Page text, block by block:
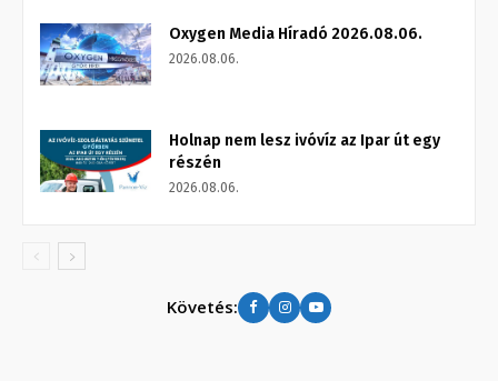
Oxygen Media Híradó 2026.08.06.
2026.08.06.
Holnap nem lesz ivóvíz az Ipar út egy
részén
2026.08.06.
Követés: